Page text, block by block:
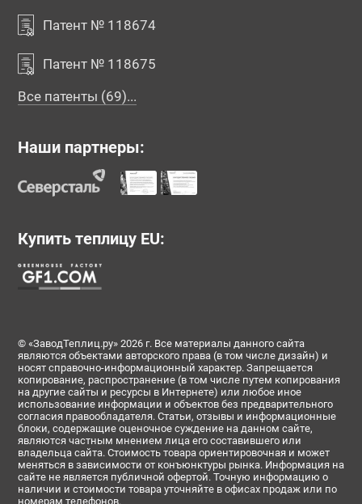
Патент № 118674
Патент № 118675
Все патенты (69)...
Наши партнеры:
Купить теплицу EU:
© «ЗаводТеплиц.ру» 2026 г. Все материалы данного сайта
являются объектами авторского права (в том числе дизайн) и
носят справочно-информационный характер. Запрещается
копирование, распространение (в том числе путем копирования
на другие сайты и ресурсы в Интернете) или любое иное
использование информации и объектов без предварительного
согласия правообладателя. Статьи, отзывы и информационные
блоки, содержащие оценочное суждение на данном сайте,
являются частным мнением лица его составившего или
владельца сайта. Стоимость товара ориентировочная и может
меняться в зависимости от конъюнктуры рынка. Информация на
сайте не является публичной офертой. Точную информацию о
наличии и стоимости товара уточняйте в офисах продаж или по
номерам телефонов.